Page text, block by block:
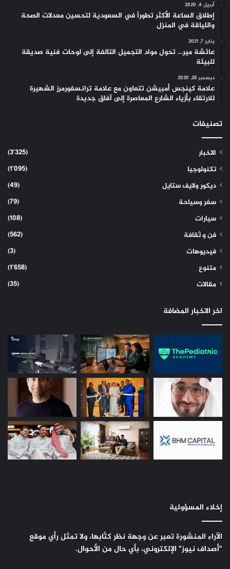
أبريل 4, 2020
إطلاق الساعة الأكثر تطوراً في السعودية لتحسين معدلات الصحة
واللياقة في المنزل
يناير 7, 2021
عائشة مير… تحول مواد التجميل التالفة إلى لوحات فنية صديقة
للبيئة
ديسمبر 28, 2020
علامة كينجس أمبيشن تتعاون مع علامة ترانسفورمرز الشهيرة
للارتقاء بأزياء الشارع المعاصرة إلى آفاق جديدة
تصنيفات
الاخبار
(3٬325)
تكنولوجيا
(1٬095)
ديكور ولايف ستايل
(49)
سفر وسياحة
(79)
سيارات
(108)
فن و ثقافة
(562)
فيديوهات
(3)
متنوع
(1٬658)
مقالات
(35)
اخر الاخبار المضافة
إخلاء المسؤولية
الآراء المنشورة تعبر عن وجهة نظر كتَّابها، ولا تمثل رأي موقع
"أصداف نيوز" الإلكتروني، بأي حال من الأحوال.